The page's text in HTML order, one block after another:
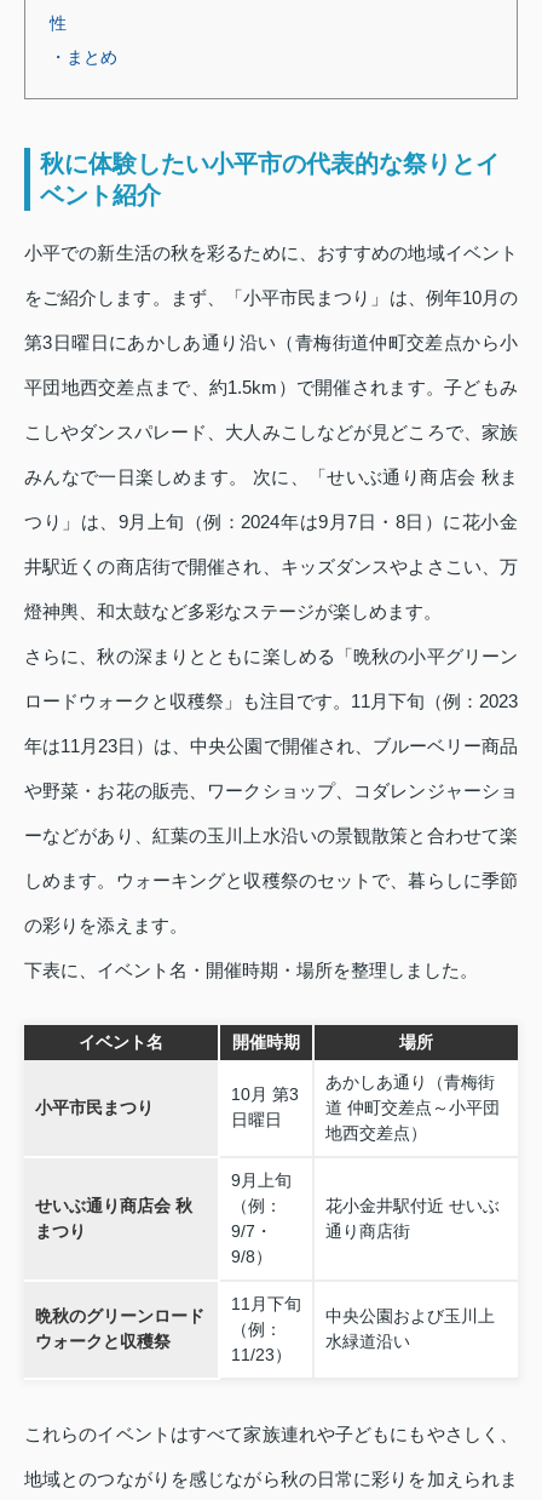
性
・まとめ
秋に体験したい小平市の代表的な祭りとイ
ベント紹介
小平での新生活の秋を彩るために、おすすめの地域イベント
をご紹介します。まず、「小平市民まつり」は、例年10月の
第3日曜日にあかしあ通り沿い（青梅街道仲町交差点から小
平団地西交差点まで、約1.5km）で開催されます。子どもみ
こしやダンスパレード、大人みこしなどが見どころで、家族
みんなで一日楽しめます。 次に、「せいぶ通り商店会 秋ま
つり」は、9月上旬（例：2024年は9月7日・8日）に花小金
井駅近くの商店街で開催され、キッズダンスやよさこい、万
燈神輿、和太鼓など多彩なステージが楽しめます。
さらに、秋の深まりとともに楽しめる「晩秋の小平グリーン
ロードウォークと収穫祭」も注目です。11月下旬（例：2023
年は11月23日）は、中央公園で開催され、ブルーベリー商品
や野菜・お花の販売、ワークショップ、コダレンジャーショ
ーなどがあり、紅葉の玉川上水沿いの景観散策と合わせて楽
しめます。ウォーキングと収穫祭のセットで、暮らしに季節
の彩りを添えます。
下表に、イベント名・開催時期・場所を整理しました。
イベント名 開催時期 場所
小平市民まつり
10月 第3
日曜日
あかしあ通り（青梅街
道 仲町交差点～小平団
地西交差点）
せいぶ通り商店会 秋
まつり
9月上旬
（例：
9/7・
9/8）
花小金井駅付近 せいぶ
通り商店街
晩秋のグリーンロード
ウォークと収穫祭
11月下旬
（例：
11/23）
中央公園および玉川上
水緑道沿い
これらのイベントはすべて家族連れや子どもにもやさしく、
地域とのつながりを感じながら秋の日常に彩りを加えられま